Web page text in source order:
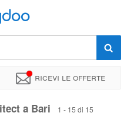
Ricevi le offerte
a Bari
1 - 15 di 15